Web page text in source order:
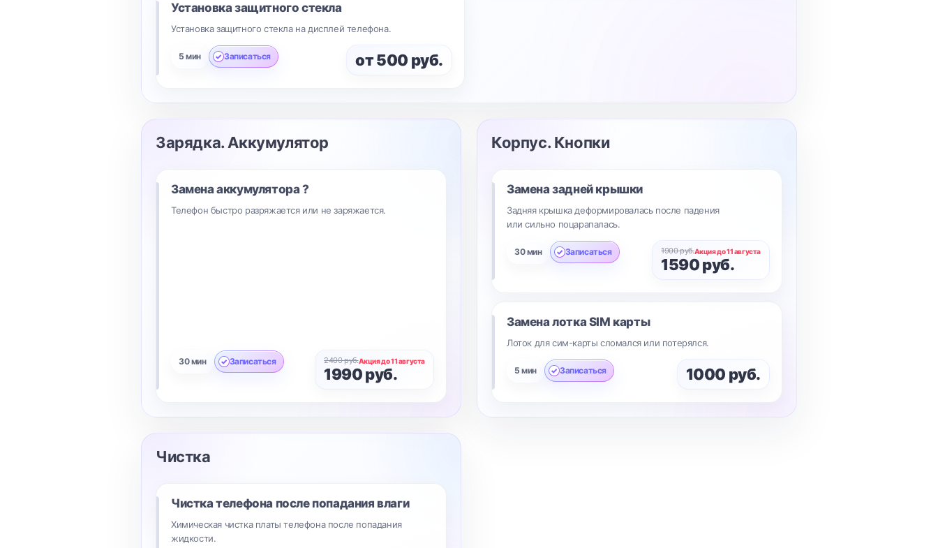
Установка защитного стекла
Установка защитного стекла на дисплей телефона.
5 мин Записаться от 500 руб.
Зарядка. Аккумулятор
Замена аккумулятора ?
Телефон быстро разряжается или не заряжается.
30 мин Записаться 2400 руб.Акция до 11 августа
1990 руб.
Корпус. Кнопки
Замена задней крышки
Задняя крышка деформировалась после падения
или сильно поцарапалась.
30 мин Записаться 1900 руб.Акция до 11 августа
1590 руб.
Замена лотка SIM карты
Лоток для сим-карты сломался или потерялся.
5 мин Записаться 1000 руб.
Чистка
Чистка телефона после попадания влаги
Химическая чистка платы телефона после попадания
жидкости.